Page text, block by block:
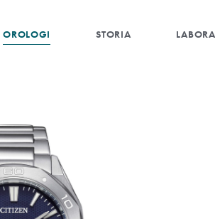
OROLOGI STORIA